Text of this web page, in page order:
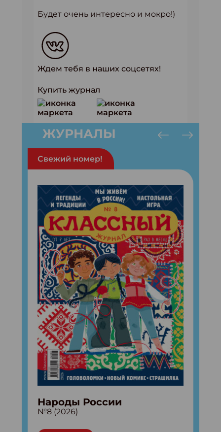
Будет очень интересно и мокро!)
Ждем тебя в наших соцсетях!
Купить журнал
ЖУРНАЛЫ
Свежий номер!
Народы России
№8 (2026)